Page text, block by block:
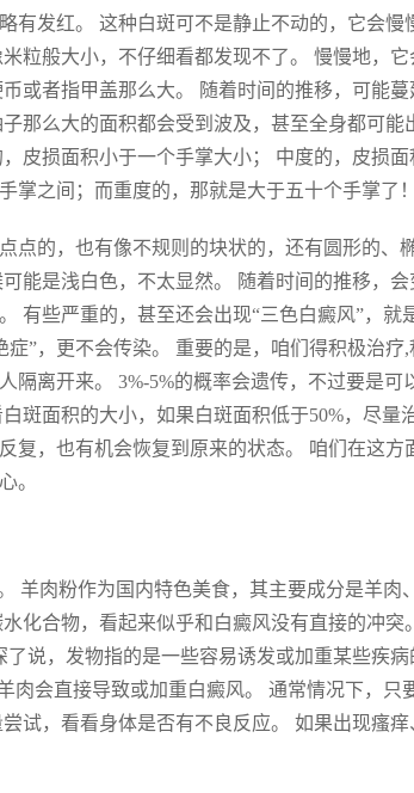
有发红。 这种白斑可不是静止不动的，它会慢
粒般大小，不仔细看都发现不了。 慢慢地，
或者指甲盖那么大。 随着时间的推移，可能
那么大的面积都会受到波及，甚至全身都可能
皮损面积小于一个手掌大小； 中度的，皮损面
掌之间；而重度的，那就是大于五十个手掌了！
点的，也有像不规则的块状的，还有圆形的、
能是浅白色，不太显然。 随着时间的推移，
有些严重的，甚至还会出现“三色白癜风”，就
症”，更不会传染。 重要的是，咱们得积极治
隔离开来。 3%-5%的概率会遗传，不过要是
斑面积的大小，如果白斑面积低于50%，尽量
复，也有机会恢复到原来的状态。 咱们在这方
。
羊肉粉作为国内特色美食，其主要成分是羊肉
化合物，看起来似乎和白癜风没有直接的冲突
说，发物指的是一些容易诱发或加重某些疾
肉会直接导致或加重白癜风。 通常情况下，只
试，看看身体是否有不良反应。 如果出现瘙